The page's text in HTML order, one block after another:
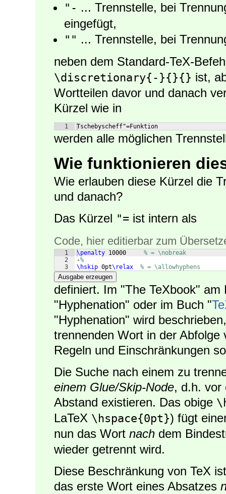
"- ... Trennstelle, bei
eingefügt,
"" ... Trennstelle, bei
neben dem Standard-TeX-
\discretionary{-}{}{} ist,
Wortteilen davor und danach
Kürzel wie in
1 Tschebyscheff"=Funktion
werden alle möglichen
Wie funktionieren
Wie erlauben diese Kürzel die
und danach?
Das Kürzel "= ist intern als
Code, hier editierbar zum
1
2
3
\penalty 10000 % = \nobreak
-%
\hskip 0pt\relax % = \allowhyphens
Ausgabe erzeugen
definiert. Im "The TeXbook" am
"Hyphenation" oder im Buch "
"Hyphenation" wird
trennenden Wort in der
Regeln und Einschränkungen
Die Suche nach einem zu
einem Glue/Skip-Node, d.h. vor
Abstand existieren. Das obige
LaTeX \hspace{0pt}) fügt
nun das Wort nach dem
wieder getrennt wird.
Diese Beschränkung von TeX
das erste Wort eines Absatzes